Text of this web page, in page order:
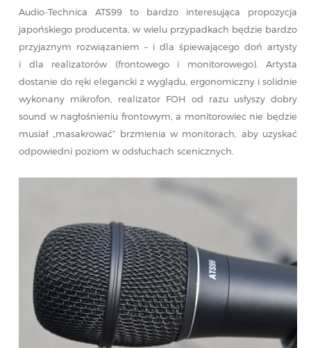
Audio-Technica ATS99 to bardzo interesująca propozycja
japońskiego producenta, w wielu przypadkach będzie bardzo
przyjaznym rozwiązaniem – i dla śpiewającego doń artysty
i dla realizatorów (frontowego i monitorowego). Artysta
dostanie do ręki elegancki z wyglądu, ergonomiczny i solidnie
wykonany mikrofon, realizator FOH od razu usłyszy dobry
sound w nagłośnieniu frontowym, a monitorowiec nie będzie
musiał „masakrować” brzmienia w monitorach, aby uzyskać
odpowiedni poziom w odsłuchach scenicznych.